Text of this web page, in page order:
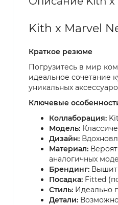
Kith x Marvel
Краткое резюме
Погрузитесь в мир
идеальное сочетание
уникальных
Ключевые
Коллаборация:
Модель:
Дизайн:
Материал:
аналогичных
Брендинг:
Посадка: Fitted
Стиль: Идеально
Детали: